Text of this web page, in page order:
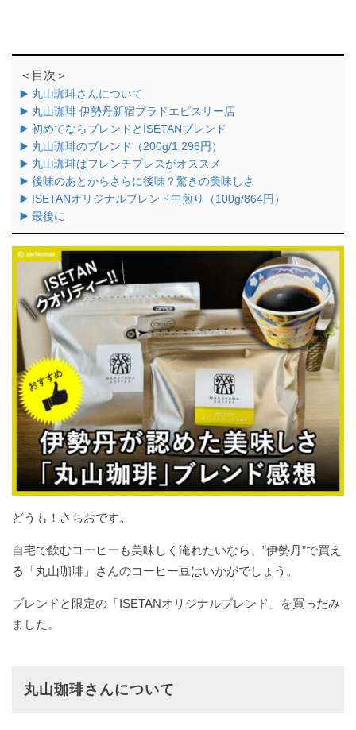
＜目次＞
▶️ 丸山珈琲さんについて
▶️ 丸山珈琲 伊勢丹新宿プラドエピスリー店
▶️ 初めてならブレンドとISETANブレンド
▶️ 丸山珈琲のブレンド（200g/1,296円）
▶️ 丸山珈琲はフレンチプレスがオススメ
▶️ 後味のあとからさらに後味？驚きの美味しさ
▶️ ISETANオリジナルブレンド中煎り（100g/864円）
▶️ 最後に
どうも！さちおです。
自宅で飲むコーヒーも美味しく淹れたいなら、”伊勢丹”で買え
る「丸山珈琲」さんのコーヒー豆はいかがでしょう。
ブレンドと限定の「ISETANオリジナルブレンド」を買ったみ
ました。
丸山珈琲さんについて